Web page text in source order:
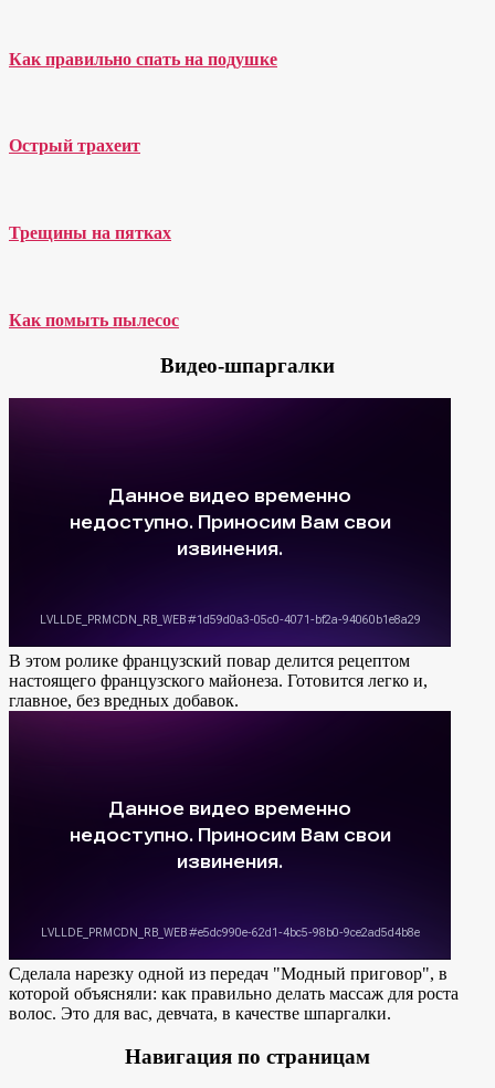
Как правильно спать на подушке
Острый трахеит
Трещины на пятках
Как помыть пылесос
Видео-шпаргалки
В этом ролике французский повар делится рецептом
настоящего французского майонеза. Готовится легко и,
главное, без вредных добавок.
Сделала нарезку одной из передач "Модный приговор", в
которой объясняли: как правильно делать массаж для роста
волос. Это для вас, девчата, в качестве шпаргалки.
Навигация по страницам